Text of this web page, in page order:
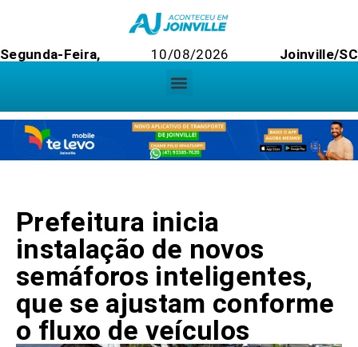
Segunda-Feira, 10/08/2026 Joinville/SC
Prefeitura inicia
instalação de novos
semáforos inteligentes,
que se ajustam conforme
o fluxo de veículos